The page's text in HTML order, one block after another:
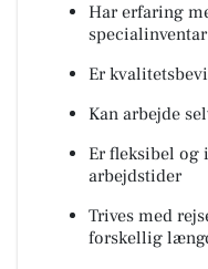
Har erfaring
specialinventar
Er
Kan arbejde
Er fleksibel og
arbejdstider
Trives med
forskellig